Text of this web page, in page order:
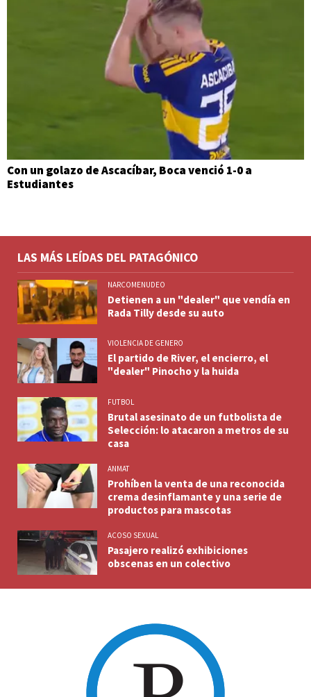
Con un golazo de Ascacíbar, Boca venció 1-0 a
Estudiantes
LAS MÁS LEÍDAS DEL PATAGÓNICO
NARCOMENUDEO
Detienen a un "dealer" que vendía en
Rada Tilly desde su auto
VIOLENCIA DE GENERO
El partido de River, el encierro, el
"dealer" Pinocho y la huida
FUTBOL
Brutal asesinato de un futbolista de
Selección: lo atacaron a metros de su
casa
ANMAT
Prohíben la venta de una reconocida
crema desinflamante y una serie de
productos para mascotas
ACOSO SEXUAL
Pasajero realizó exhibiciones
obscenas en un colectivo